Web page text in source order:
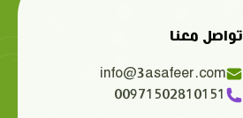
تواصل معنا
info@3asafeer.com
00971502810151